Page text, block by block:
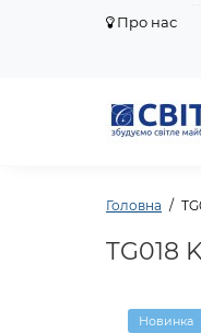
Про нас
Головна
TG018
Новинка